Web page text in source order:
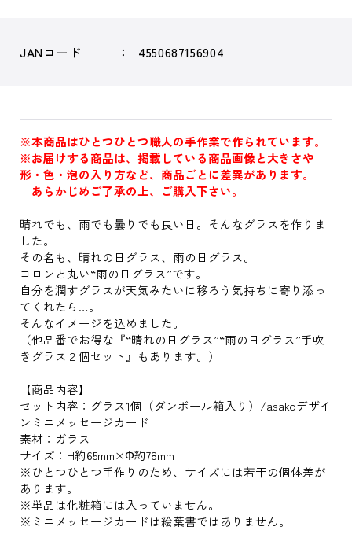
JANコード 4550687156904
※本商品はひとつひとつ職人の手作業で作られています。
※お届けする商品は、掲載している商品画像と大きさや
形・色・泡の入り方など、商品ごとに差異があります。
あらかじめご了承の上、ご購入下さい。
晴れでも、雨でも曇りでも良い日。そんなグラスを作りま
した。
その名も、晴れの日グラス、雨の日グラス。
コロンと丸い“雨の日グラス”です。
自分を潤すグラスが天気みたいに移ろう気持ちに寄り添っ
てくれたら…。
そんなイメージを込めました。
（他品番でお得な『“晴れの日グラス”“雨の日グラス”手吹
きグラス２個セット』もあります。）
【商品内容】
セット内容：グラス1個（ダンボール箱入り）/asakoデザイ
ンミニメッセージカード
素材：ガラス
サイズ：H約65mm×Φ約78mm
※ひとつひとつ手作りのため、サイズには若干の個体差が
あります。
※単品は化粧箱には入っていません。
※ミニメッセージカードは絵葉書ではありません。